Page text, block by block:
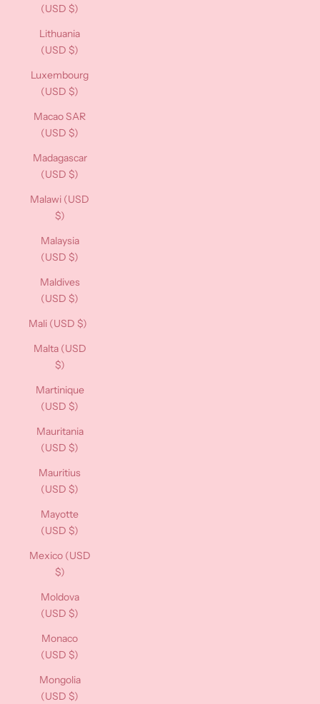
(USD $)
Lithuania
(USD $)
Luxembourg
(USD $)
Macao SAR
(USD $)
Madagascar
(USD $)
Malawi (USD
$)
Malaysia
(USD $)
Maldives
(USD $)
Mali (USD $)
Malta (USD
$)
Martinique
(USD $)
Mauritania
(USD $)
Mauritius
(USD $)
Mayotte
(USD $)
Mexico (USD
$)
Moldova
(USD $)
Monaco
(USD $)
Mongolia
(USD $)